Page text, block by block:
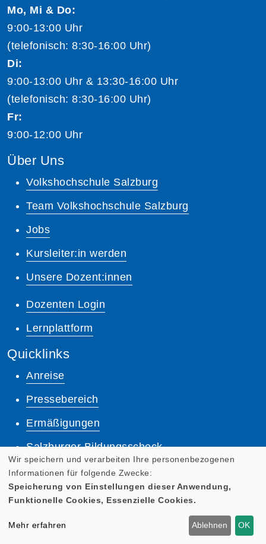
Mo, Mi & Do:
9:00-13:00 Uhr
(telefonisch: 8:30-16:00 Uhr)
Di:
9:00-13:00 Uhr & 13:30-16:00 Uhr
(telefonisch: 8:30-16:00 Uhr)
Fr:
9:00-12:00 Uhr
Über Uns
Volkshochschule Salzburg
Team Volkshochschule Salzburg
Jobs
Kursleiter:in werden
Unsere Dozent:innen
Dozenten Login
Lernplattform
Quicklinks
Anreise
Pressebereich
Ermäßigungen
Salzburger Bildungsscheck
AGB
Impressum
Wir speichern und verarbeiten Ihre personenbezogenen
Informationen für folgende Zwecke:
Speicherung von Einstellungen dieser Anwendung,
Funktionelle Cookies, Essenzielle Cookies.
Mehr erfahren Ablehnen OK